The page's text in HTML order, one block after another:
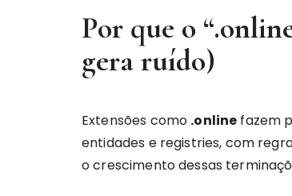
Por que o
gera ruído)
Extensões como .online fazem
entidades e registries, com
o crescimento dessas